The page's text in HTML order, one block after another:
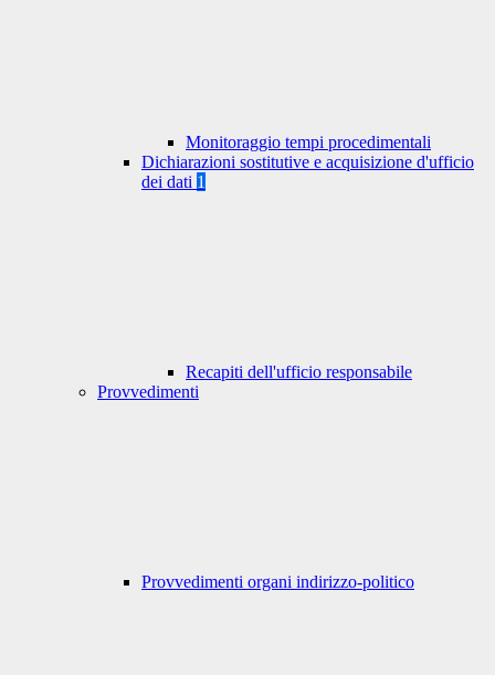
Monitoraggio tempi procedimentali
Dichiarazioni sostitutive e acquisizione d'ufficio
dei dati 1
Recapiti dell'ufficio responsabile
Provvedimenti
Provvedimenti organi indirizzo-politico